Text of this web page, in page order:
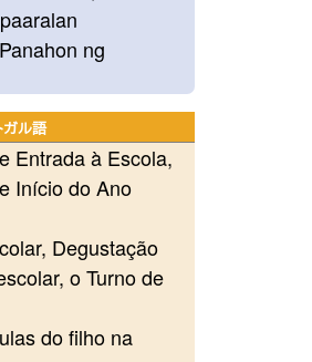
ng
ガル語
Entrada à Escola,
Início do Ano
Degustação
o Turno de
do filho na